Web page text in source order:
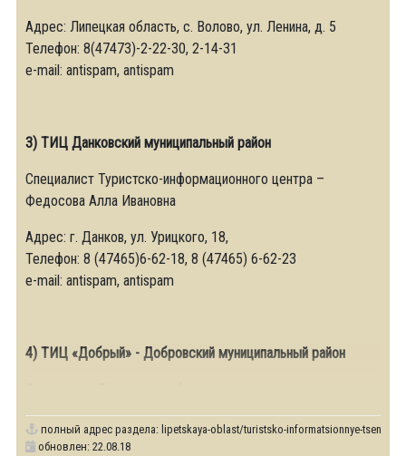
Адрес: Липецкая область, с. Волово, ул. Ленина, д. 5
Телефон: 8(47473)-2-22-30, 2-14-31
e-mail: antispam, antispam
3) ТИЦ Данковский муниципальный район
Специалист Туристско-информационного центра –
Федосова Алла Ивановна
Адрес: г. Данков, ул. Урицкого, 18,
Телефон: 8 (47465)6-62-18, 8 (47465) 6-62-23
e-mail: antispam, antispam
4) ТИЦ «Добрый» - Добровский муниципальный район
полный адрес раздела: lipetskaya-oblast/turistsko-informatsionnye-tsentry
обновлен: 22.08.18